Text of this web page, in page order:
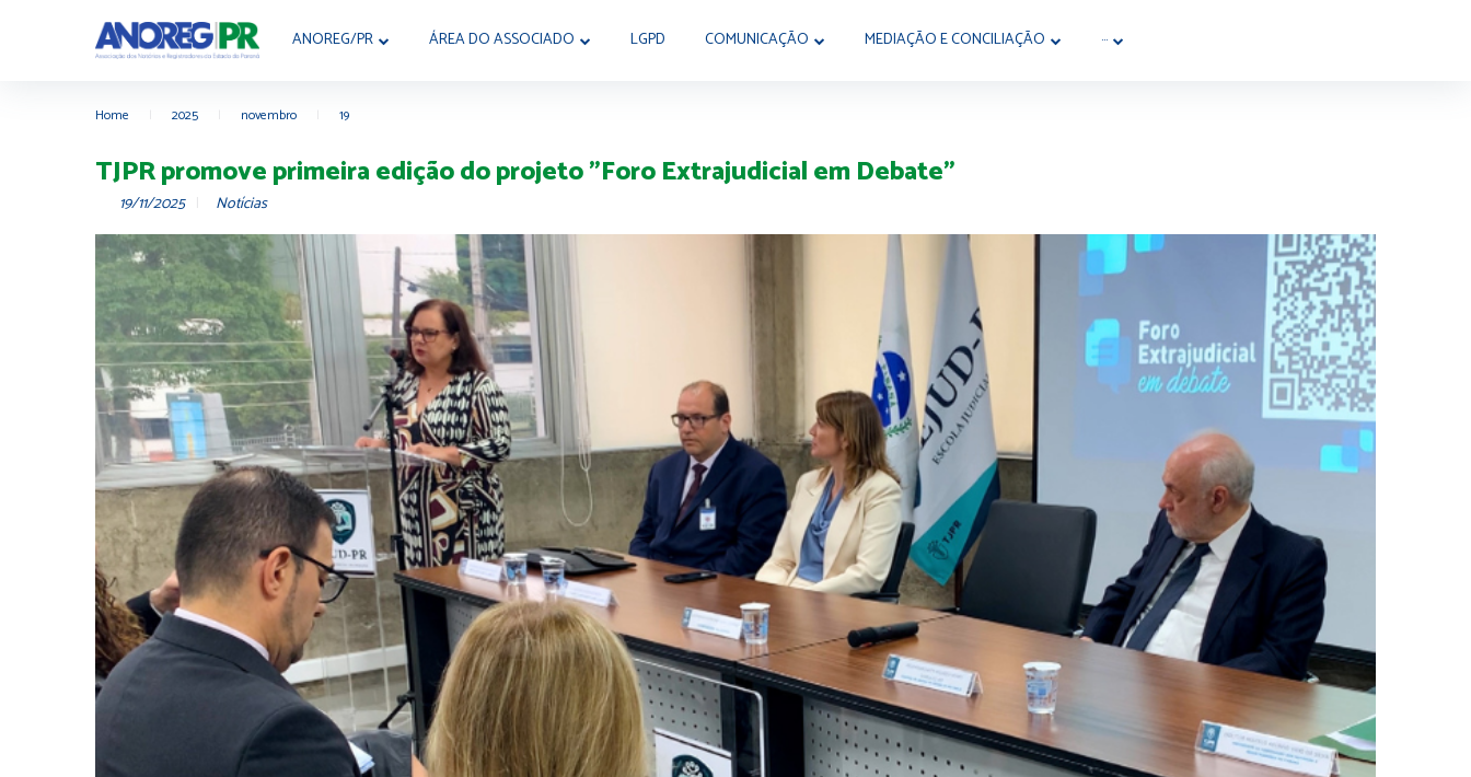
ANOREG/PR ÁREA DO ASSOCIADO LGPD COMUNICAÇÃO MEDIAÇÃO E CONCILIAÇÃO ···
Home 2025 novembro 19
TJPR promove primeira edição do projeto "Foro Extrajudicial em Debate”
19/11/2025 Notícias